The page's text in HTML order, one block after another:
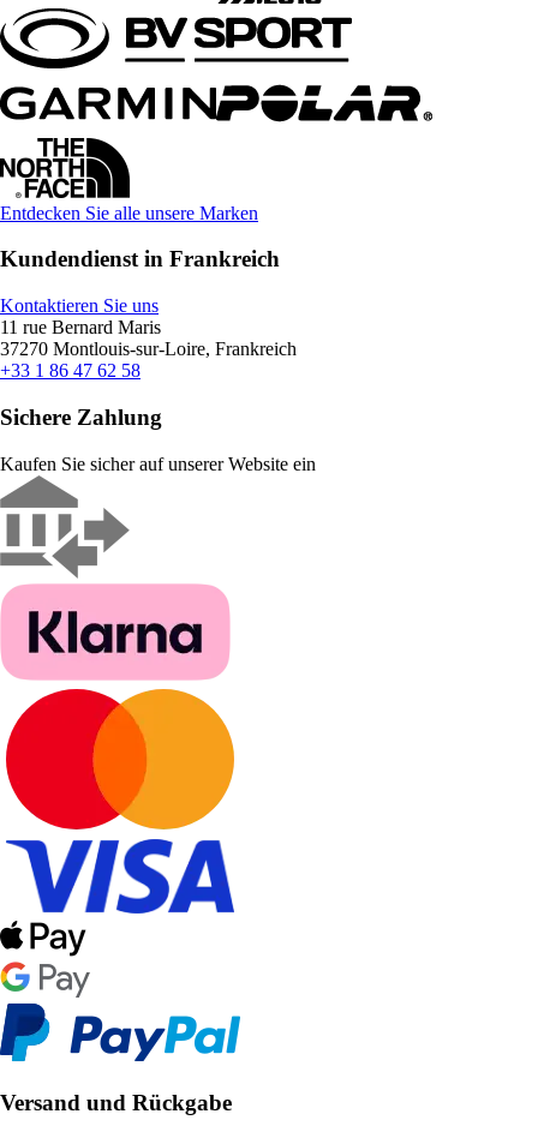
Entdecken Sie alle unsere Marken
Kundendienst in Frankreich
Kontaktieren Sie uns
11 rue Bernard Maris
37270 Montlouis-sur-Loire, Frankreich
+33 1 86 47 62 58
Sichere Zahlung
Kaufen Sie sicher auf unserer Website ein
Versand und Rückgabe